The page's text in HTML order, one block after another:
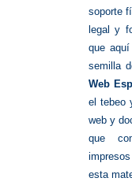
soporte
legal y
que
semilla
Web
el tebeo
web y
que
esta